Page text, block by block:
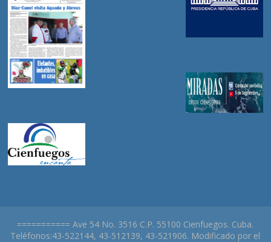
=========== Ave 54 No. 3516 C.P. 55100 Cienfuegos. Cuba.
Teléfonos:43-522144, 43-512139, 43-521906. Modificado por el